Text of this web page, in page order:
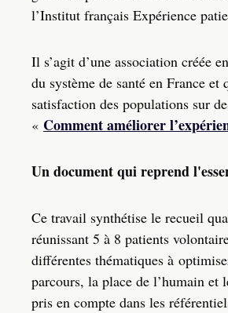
l’Institut français Expérience
Il s’agit d’une association créée
du système de santé en France
satisfaction des populations sur
« Comment améliorer
Un document qui reprend
Ce travail synthétise le recueil
réunissant 5 à 8 patients
différentes thématiques à
parcours, la place de l’humain et
pris en compte dans les